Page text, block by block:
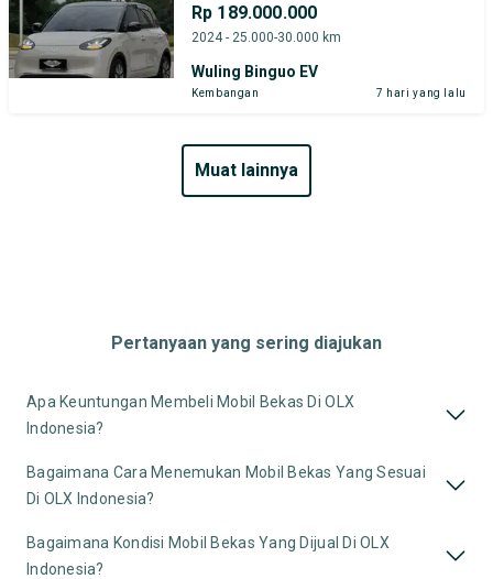
Rp 189.000.000
2024 - 25.000-30.000 km
Wuling Binguo EV
Kembangan 7 hari yang lalu
muat lainnya
Pertanyaan yang sering diajukan
Apa Keuntungan Membeli Mobil Bekas Di OLX
Indonesia?
Bagaimana Cara Menemukan Mobil Bekas Yang Sesuai
Di OLX Indonesia?
Bagaimana Kondisi Mobil Bekas Yang Dijual Di OLX
Indonesia?